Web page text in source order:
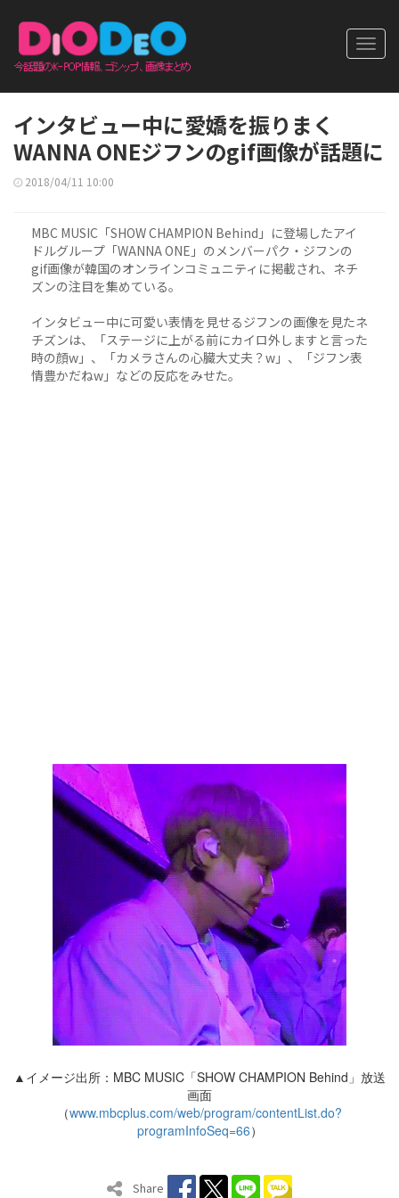
インタビュー中に愛嬌を振りまく
WANNA ONEジフンのgif画像が話題に
2018/04/11 10:00
MBC MUSIC「SHOW CHAMPION Behind」に登場したアイ
ドルグループ「WANNA ONE」のメンバーパク・ジフンの
gif画像が韓国のオンラインコミュニティに掲載され、ネチ
ズンの注目を集めている。
インタビュー中に可愛い表情を見せるジフンの画像を見たネ
チズンは、「ステージに上がる前にカイロ外しますと言った
時の顔w」、「カメラさんの心臓大丈夫？w」、「ジフン表
情豊かだねw」などの反応をみせた。
▲イメージ出所：MBC MUSIC「SHOW CHAMPION Behind」放送
画面
（www.mbcplus.com/web/program/contentList.do?
programInfoSeq=66）
Share